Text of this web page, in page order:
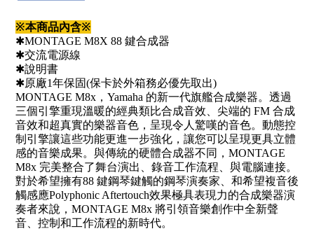
※本商品內含※
✱MONTAGE M8X 88 鍵合成器
✱交流電源線
✱說明書
✱原廠1年保固(保卡於外箱務必優先取出)
MONTAGE M8x，Yamaha 的新一代旗艦合成樂器。透過
三個引擎重現溫暖的經典類比合成音效、尖端的 FM 合成
音效和超真實的樂器音色，呈現令人驚嘆的音色。動態控
制引擎讓這些功能更進一步強化，讓您可以呈現更具立體
感的音樂成果。與傳統的硬體合成器不同，MONTAGE
M8x 完美整合了舞台演出、錄音工作流程、與電腦連接。
對於希望擁有88 鍵鋼琴鍵觸的鋼琴演奏家、和希望複音後
觸感應Polyphonic Aftertouch效果極具表現力的合成樂器演
奏者來說，MONTAGE M8x 將引領音樂創作中全新聲
音、控制和工作流程的新時代。